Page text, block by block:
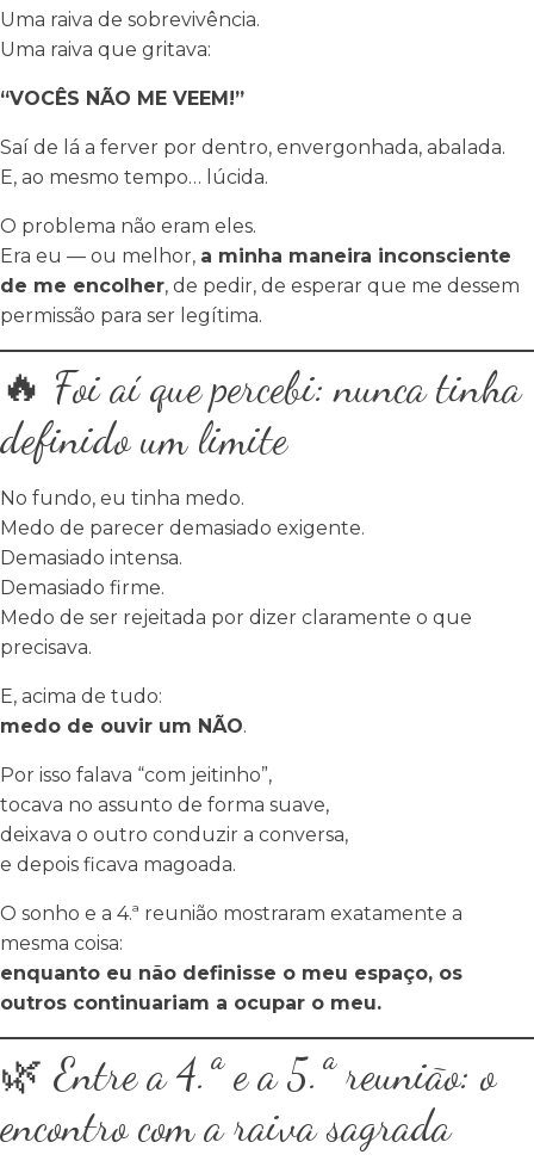
Uma raiva de sobrevivência.
Uma raiva que gritava:
“VOCÊS NÃO ME VEEM!”
Saí de lá a ferver por dentro, envergonhada, abalada.
E, ao mesmo tempo… lúcida.
O problema não eram eles.
Era eu — ou melhor, a minha maneira inconsciente
de me encolher, de pedir, de esperar que me dessem
permissão para ser legítima.
🔥 Foi aí que percebi: nunca tinha
definido um limite
No fundo, eu tinha medo.
Medo de parecer demasiado exigente.
Demasiado intensa.
Demasiado firme.
Medo de ser rejeitada por dizer claramente o que
precisava.
E, acima de tudo:
medo de ouvir um NÃO.
Por isso falava “com jeitinho”,
tocava no assunto de forma suave,
deixava o outro conduzir a conversa,
e depois ficava magoada.
O sonho e a 4.ª reunião mostraram exatamente a
mesma coisa:
enquanto eu não definisse o meu espaço, os
outros continuariam a ocupar o meu.
🌿 Entre a 4.ª e a 5.ª reunião: o
encontro com a raiva sagrada